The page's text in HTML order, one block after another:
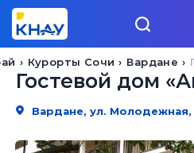
Вардане
Курорты Сочи
Гостевой дом
Вардане, ул. Молодежная,